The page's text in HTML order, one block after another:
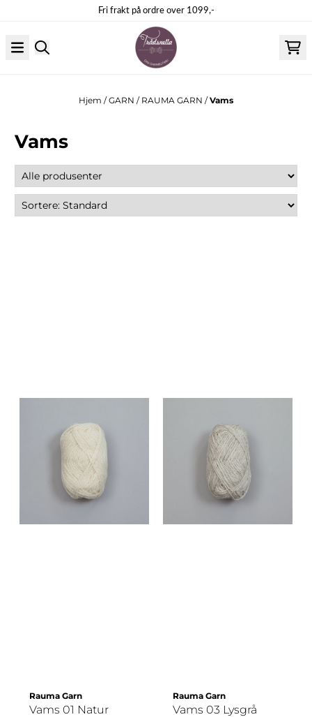
Fri frakt på ordre over 1099,-
Hjem /GARN / RAUMA GARN /Vams
Vams
Rauma Garn
Vams 01 Natur
Rauma Garn
Vams 03 Lysgrå